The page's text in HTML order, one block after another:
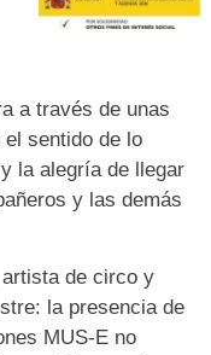
a través de unas
sentido de lo
la alegría de llegar
y las demás
de circo y
la presencia de
MUS-E no